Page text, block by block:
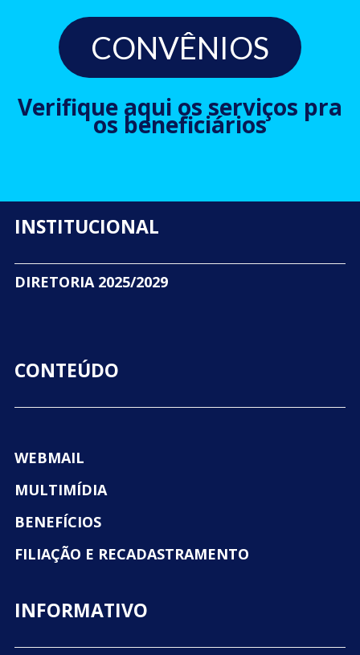
CONVÊNIOS
Verifique aqui os serviços pra
os beneficiários
INSTITUCIONAL
DIRETORIA 2025/2029
CONTEÚDO
WEBMAIL
MULTIMÍDIA
BENEFÍCIOS
FILIAÇÃO E RECADASTRAMENTO
INFORMATIVO